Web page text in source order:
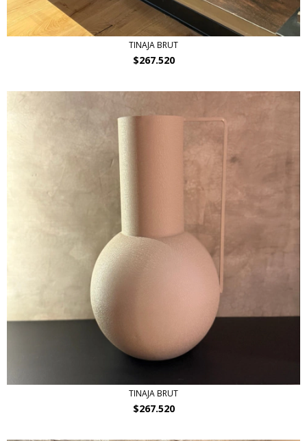
TINAJA BRUT
$267.520
TINAJA BRUT
$267.520